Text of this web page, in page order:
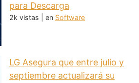
para Descarga
2k vistas en Software
LG Asegura que entre julio y
septiembre actualizará su